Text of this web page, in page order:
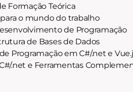
Formação Teórica
o mundo do trabalho
de Programação
de Bases de Dados
Programação em C#/.net e
.net e Ferramentas